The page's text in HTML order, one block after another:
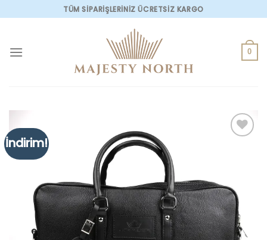
to
TÜM SİPARİŞLERİNİZ ÜCRETSİZ KARGO
0
İndirim!